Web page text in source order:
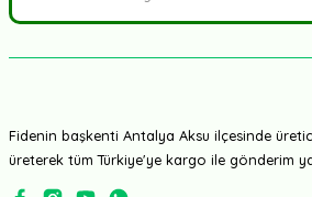
Fidenin başkenti Antalya Aksu ilçesinde
üreterek tüm Türkiye'ye kargo ile gönderim